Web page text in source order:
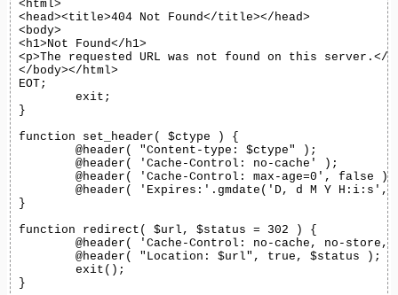
<html>
<head><title>404 Not Found</title></head>
<body>
<h1>Not Found</h1>
<p>The requested URL was not found on this server.</
</body></html>
EOT;
}
function set_header( $ctype ) {
}
function redirect( $url, $status = 302 ) {
}